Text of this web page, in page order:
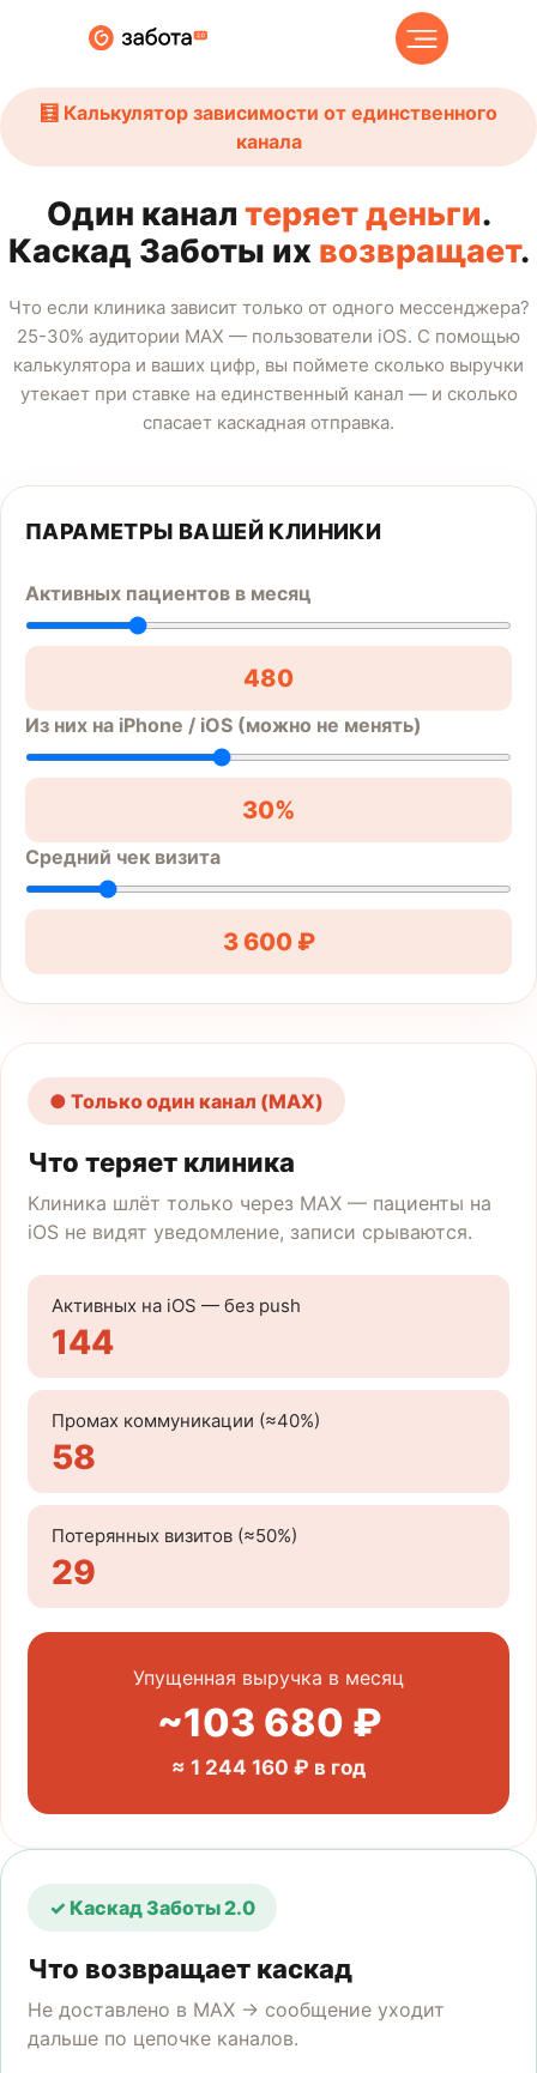
🧮 Калькулятор зависимости от единственного
канала
Один канал теряет деньги.
Каскад Заботы их возвращает.
Что если клиника зависит только от одного мессенджера?
25-30% аудитории MAX — пользователи iOS. С помощью
калькулятора и ваших цифр, вы поймете сколько выручки
утекает при ставке на единственный канал — и сколько
спасает каскадная отправка.
ПАРАМЕТРЫ ВАШЕЙ КЛИНИКИ
Активных пациентов в месяц
480
Из них на iPhone / iOS (можно не менять)
30%
Средний чек визита
3 600 ₽
● Только один канал (MAX)
Что теряет клиника
Клиника шлёт только через MAX — пациенты на
iOS не видят уведомление, записи срываются.
Активных на iOS — без push
144
Промах коммуникации (≈40%)
58
Потерянных визитов (≈50%)
29
Упущенная выручка в месяц
~103 680 ₽
≈ 1 244 160 ₽ в год
✓ Каскад Заботы 2.0
Что возвращает каскад
Не доставлено в MAX → сообщение уходит
дальше по цепочке каналов.